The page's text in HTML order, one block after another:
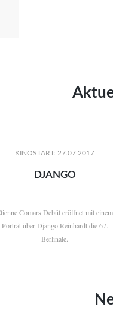
KINOSTART: 27.07.2017
DJANGO
Comars Debüt eröffnet mit einem
Porträt über Django Reinhardt die 67.
Berlinale.